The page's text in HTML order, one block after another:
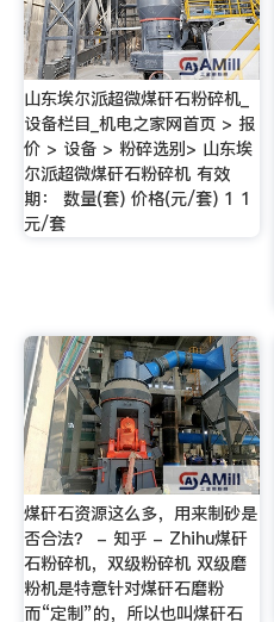
山东埃尔派超微煤矸石粉碎机_
设备栏目_机电之家网首页 > 报
价 > 设备 > 粉碎选别> 山东埃
尔派超微煤矸石粉碎机 有效
期： 数量(套) 价格(元/套) 1 1
元/套
煤矸石资源这么多，用来制砂是
否合法？ - 知乎 - Zhihu煤矸
石粉碎机，双级粉碎机 双级磨
粉机是特意针对煤矸石磨粉
而“定制”的，所以也叫煤矸石